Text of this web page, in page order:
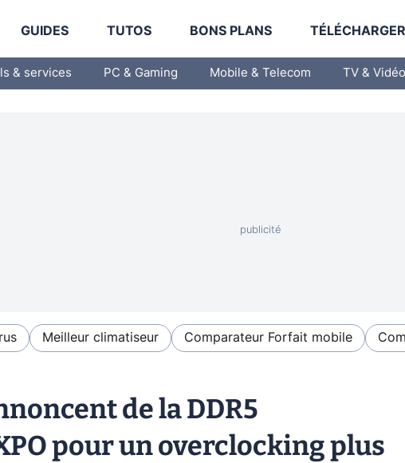
GUIDES TUTOS BONS PLANS
& services PC & Gaming Mobile & Telecom TV & Vidéo
Meilleur climatiseur Comparateur Forfait mobile
de la DDR5
pour un overclocking plus